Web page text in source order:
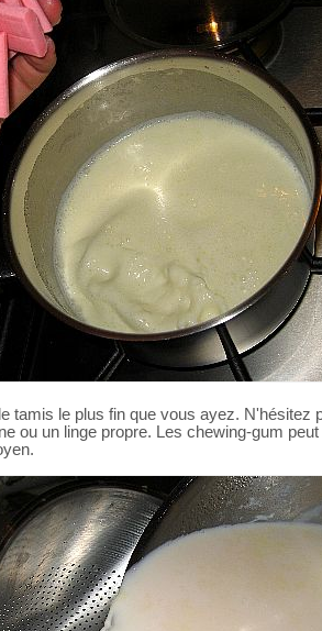
tamis le plus fin que vous ayez. N'hésitez
ou un linge propre. Les chewing-gum